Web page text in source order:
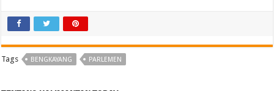
Tags BENGKAYANG PARLEMEN